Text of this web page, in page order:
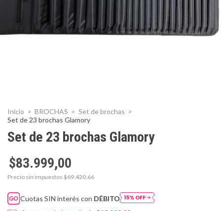
Inicio > BROCHAS > Set de brochas >
Set de 23 brochas Glamory
Set de 23 brochas Glamory
$83.999,00
Precio sin impuestos $69.420,66
Cuotas SIN interés con DÉBITO